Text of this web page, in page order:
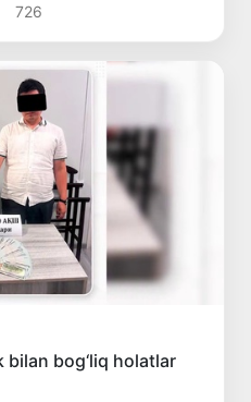
726
bog‘liq holatlar